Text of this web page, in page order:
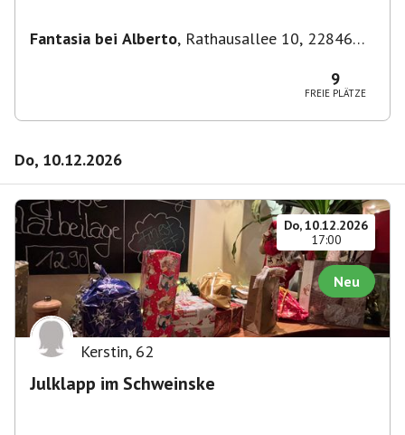
Fantasia bei Alberto, Rathausallee 10, 22846
9
FREIE PLÄTZE
Do, 10.12.2026
Do, 10.12.2026
17:00
Neu
Kerstin, 62
Julklapp im Schweinske